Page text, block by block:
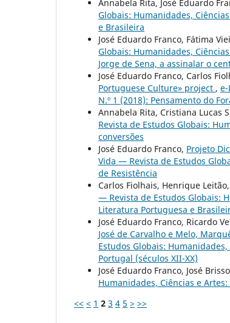
Annabela Rita, José Eduardo
Globais: Humanidades,
e Brasileira
José Eduardo Franco, Fátima
Globais: Humanidades,
Jorge de Sena, a assinalar o
José Eduardo Franco, Carlos
Portuguese Culture» project ,
N.º 1 (2018): Pensamento do
Annabela Rita, Cristiana Lucas
Revista de Estudos Globais:
conversões
José Eduardo Franco, Projeto
Vida — Revista de Estudos
de Resistência
Carlos Fiolhais, Henrique
— Revista de Estudos Globais:
Literatura Portuguesa e
José Eduardo Franco, Ricardo
José de Carvalho e Melo,
Estudos Globais:
Portugal (séculos XII-XX)
José Eduardo Franco, José
Humanidades, Ciências e
<< < 1 2 3 4 5 > >>